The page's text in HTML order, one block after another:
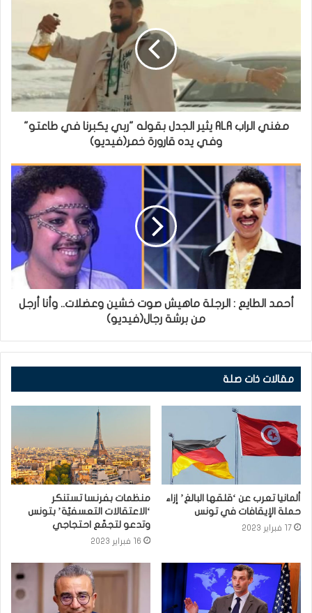
مغني الراب ALA يثير الجدل بقوله "ربي يكبرنا في طاعتو"
وفي يده قارورة خمر(فيديو)
أحمد الطايع : الرجلة ماهيش صوت خشين وعضلات.. وأنا أرجل
من برشة رجال(فيديو)
مقالات ذات صلة
ألمانيا تعرب عن ‘قلقها البالغ’ إزاء
حملة الإيقافات في تونس
17 فبراير 2023
منظمات بفرنسا تستنكر
‘الاعتقالات التعسفيّة’ بتونس
وتدعو لتجمّع احتجاجي
16 فبراير 2023